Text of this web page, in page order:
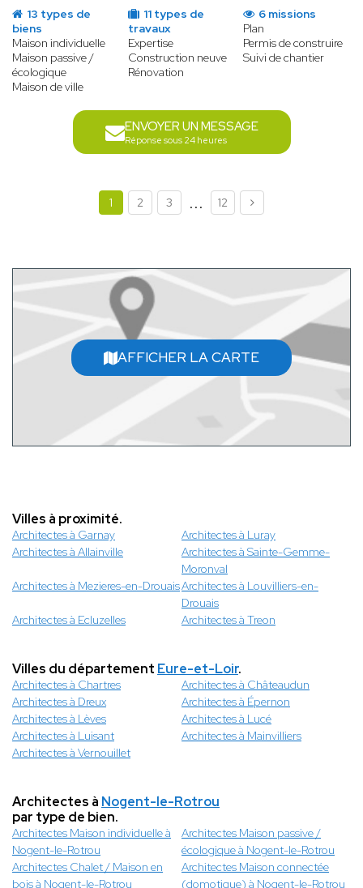
13 types de
biens
Maison individuelle
Maison passive /
écologique
Maison de ville
11 types de
travaux
Expertise
Construction neuve
Rénovation
6 missions
Plan
Permis de construire
Suivi de chantier
ENVOYER UN MESSAGE
Réponse sous 24 heures
1 2 3 ... 12
AFFICHER LA CARTE
Villes à proximité.
Architectes à Garnay
Architectes à Luray
Architectes à Allainville
Architectes à Sainte-Gemme-
Moronval
Architectes à Mezieres-en-DrouaisArchitectes à Louvilliers-en-
Drouais
Architectes à Ecluzelles
Architectes à Treon
Villes du département Eure-et-Loir.
Architectes à Chartres
Architectes à Châteaudun
Architectes à Dreux
Architectes à Épernon
Architectes à Lèves
Architectes à Lucé
Architectes à Luisant
Architectes à Mainvilliers
Architectes à Vernouillet
Architectes à Nogent-le-Rotrou
par type de bien.
Architectes Maison individuelle à
Nogent-le-Rotrou
Architectes Maison passive /
écologique à Nogent-le-Rotrou
Architectes Chalet / Maison en
bois à Nogent-le-Rotrou
Architectes Maison connectée
(domotique) à Nogent-le-Rotrou